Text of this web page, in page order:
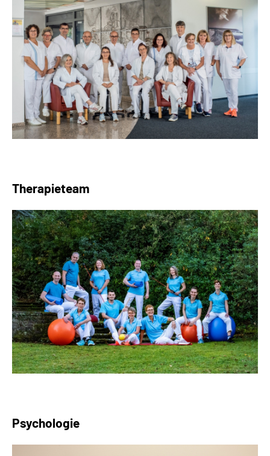
Therapieteam
Psychologie